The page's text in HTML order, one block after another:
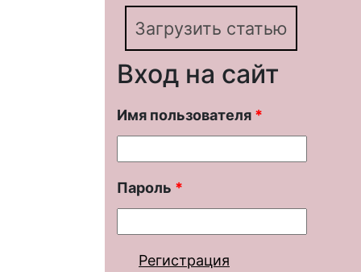
Загрузить статью
Вход на сайт
Имя пользователя *
Пароль *
Регистрация